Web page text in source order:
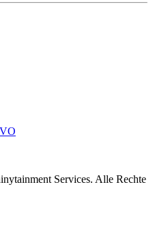
Services. Alle Rechte